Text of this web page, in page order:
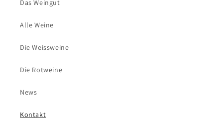
Das Weingut
Alle Weine
Die Weissweine
Die Rotweine
News
Kontakt